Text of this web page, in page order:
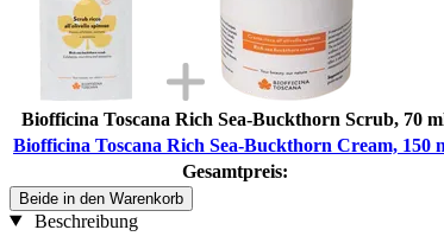
Biofficina Toscana Rich Sea-Buckthorn Scrub, 70
Biofficina Toscana Rich Sea-Buckthorn Cream, 150
Gesamtpreis:
Beide in den Warenkorb
Beschreibung